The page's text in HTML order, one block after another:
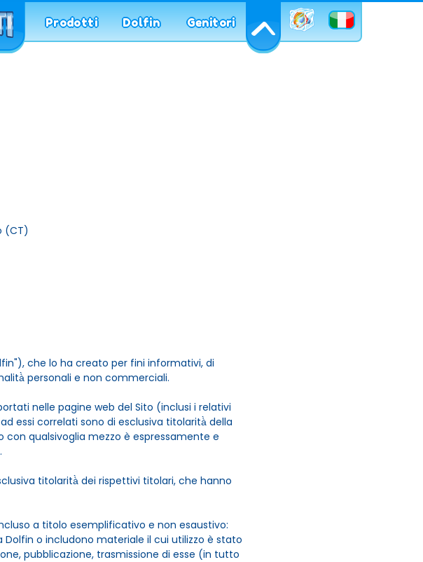
Menù
informazione
Prodotti Dolfin Genitori it
(CT)
che lo ha creato per fini informativi, di
personali e non commerciali.
nelle pagine web del Sito (inclusi i relativi
essi correlati sono di esclusiva titolarità̀ della
con qualsivoglia mezzo è espressamente e
titolarità̀ dei rispettivi titolari, che hanno
a titolo esemplificativo e non esaustivo:
o includono materiale il cui utilizzo è stato
pubblicazione, trasmissione di esse (in tutto